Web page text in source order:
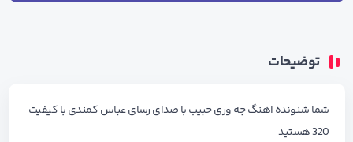
توضیحات
شما شنونده اهنگ جه وری حبیب با صدای رسای عباس کمندی با کیفیت
320 هستید